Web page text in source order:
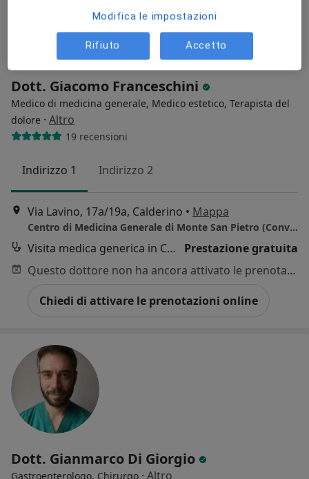
Dott. Giacomo Franceschini
Medico di medicina generale, Medico estetico, Terapista del
dolore · Altro
19 recensioni
Indirizzo 1 Indirizzo 2
Via Lavino, 17a/19a, Calderino • Mappa
Centro di Medicina Generale di Monte San Pietro (Convenzionati SSN)
Visita medica generica in CONVENZIONE
Prestazione gratuita
Questo dottore non ha ancora attivato le prenotazioni online presso questo indirizzo.
Chiedi di attivare le prenotazioni online
Dott. Gianmarco Di Giorgio
Gastroenterologo, Chirurgo · Altro
Modifica le impostazioni
Rifiuto Accetto